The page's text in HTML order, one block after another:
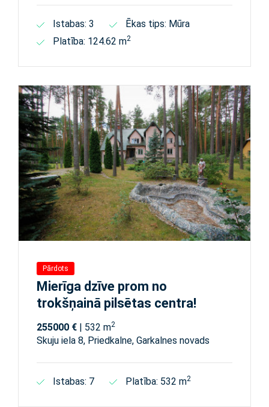
Istabas: 3
Ēkas tips: Mūra
Platība: 124.62 m2
Pārdots
Mierīga dzīve prom no
trokšņainā pilsētas centra!
255000 € | 532 m2
Skuju iela 8, Priedkalne, Garkalnes novads
Istabas: 7 Platība: 532 m2